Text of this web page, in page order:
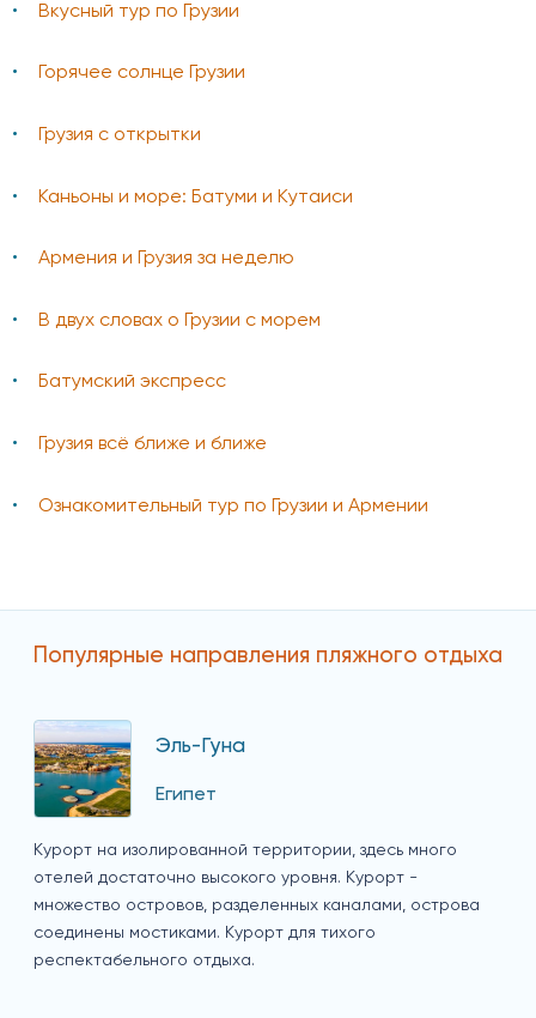
Вкусный тур по Грузии
Горячее солнце Грузии
Грузия с открытки
Каньоны и море: Батуми и Кутаиси
Армения и Грузия за неделю
В двух словах о Грузии с морем
Батумский экспресс
Грузия всё ближе и ближе
Ознакомительный тур по Грузии и Армении
Популярные направления пляжного отдыха
Эль-Гуна
Египет
Курорт на изолированной территории, здесь много
отелей достаточно высокого уровня. Курорт -
множество островов, разделенных каналами, острова
соединены мостиками. Курорт для тихого
респектабельного отдыха.